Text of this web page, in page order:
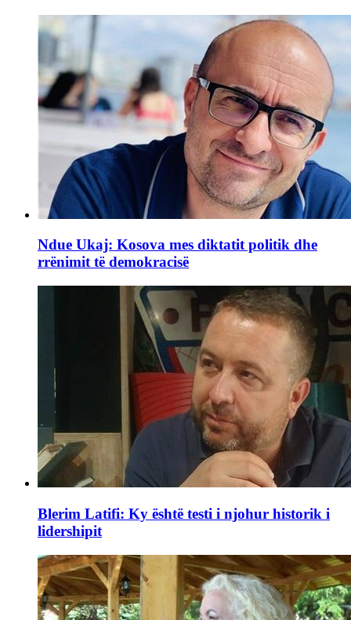
Ndue Ukaj: Kosova mes diktatit politik dhe
rrënimit të demokracisë
Blerim Latifi: Ky është testi i njohur historik i
lidershipit